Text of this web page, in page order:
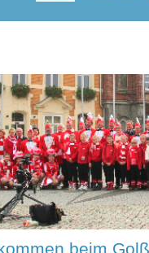
beim